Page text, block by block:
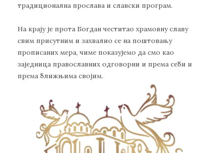
традиционална прослава и славски програм.
На крају је прота Богдан честитао храмовну славу
свим присутним и захвалио се на поштовању
прописаних мера, чиме показујемо да смо као
заједница православних одговорни и према себи и
према ближњима својим.